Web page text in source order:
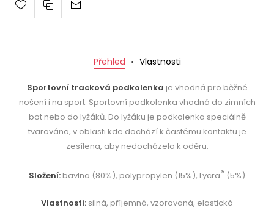
Přehled Vlastnosti
Sportovní tracková podkolenka je vhodná pro běžné
nošení i na sport. Sportovní podkolenka vhodná do zimních
bot nebo do lyžáků. Do lyžáku je podkolenka speciálně
tvarována, v oblasti kde dochází k častému kontaktu je
zesílena, aby nedocházelo k oděru.
Složení: bavlna (80%), polypropylen (15%), Lycra® (5%)
Vlastnosti: silná, příjemná, vzorovaná, elastická